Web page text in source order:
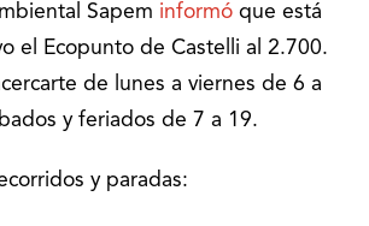
Sapem informó que está
el Ecopunto de Castelli al 2.700.
de lunes a viernes de 6 a
y feriados de 7 a 19.
y paradas: